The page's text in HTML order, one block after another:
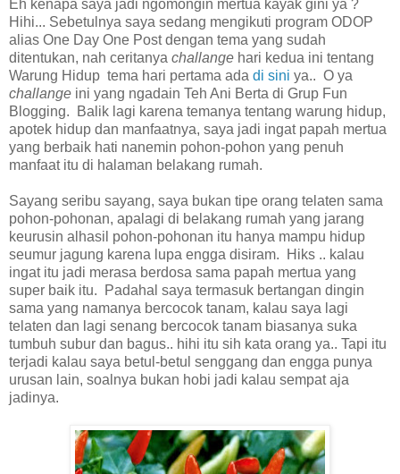
Eh kenapa saya jadi ngomongin mertua kayak gini ya ?
Hihi... Sebetulnya saya sedang mengikuti program ODOP
alias One Day One Post dengan tema yang sudah
ditentukan, nah ceritanya challange hari kedua ini tentang
Warung Hidup tema hari pertama ada di sini ya.. O ya
challange ini yang ngadain Teh Ani Berta di Grup Fun
Blogging. Balik lagi karena temanya tentang warung hidup,
apotek hidup dan manfaatnya, saya jadi ingat papah mertua
yang berbaik hati nanemin pohon-pohon yang penuh
manfaat itu di halaman belakang rumah.
Sayang seribu sayang, saya bukan tipe orang telaten sama
pohon-pohonan, apalagi di belakang rumah yang jarang
keurusin alhasil pohon-pohonan itu hanya mampu hidup
seumur jagung karena lupa engga disiram. Hiks .. kalau
ingat itu jadi merasa berdosa sama papah mertua yang
super baik itu. Padahal saya termasuk bertangan dingin
sama yang namanya bercocok tanam, kalau saya lagi
telaten dan lagi senang bercocok tanam biasanya suka
tumbuh subur dan bagus.. hihi itu sih kata orang ya.. Tapi itu
terjadi kalau saya betul-betul senggang dan engga punya
urusan lain, soalnya bukan hobi jadi kalau sempat aja
jadinya.